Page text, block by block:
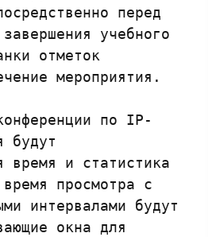
перед
учебного
отметок
мероприятия.
по IP-
будут
время и статистика
просмотра с
интервалами будут
окна для